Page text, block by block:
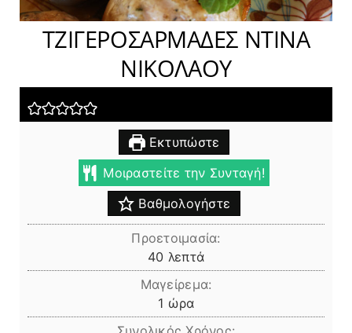
ΤΖΙΓΕΡΟΣΑΡΜΑΔΕΣ ΝΤΙΝΑ
ΝΙΚΟΛΑΟΥ
Εκτυπώστε
Μοιραστείτε την Συνταγή!
Βαθμολογήστε
Προετοιμασία:
40 λεπτά
λεπτά
Μαγείρεμα:
1 ώρα
ώρα